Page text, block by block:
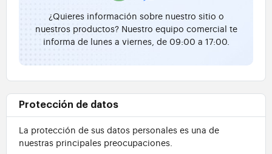
¿Quieres información sobre nuestro sitio o
nuestros productos? Nuestro equipo comercial te
informa de lunes a viernes, de 09:00 a 17:00.
Protección de datos
La protección de sus datos personales es una de
nuestras principales preocupaciones.